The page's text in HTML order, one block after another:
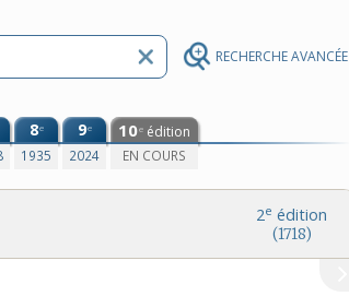
RECHERCHE AVANCÉE
8e
1935
9e
2024
10e édition
EN COURS
2e édition
(1718)